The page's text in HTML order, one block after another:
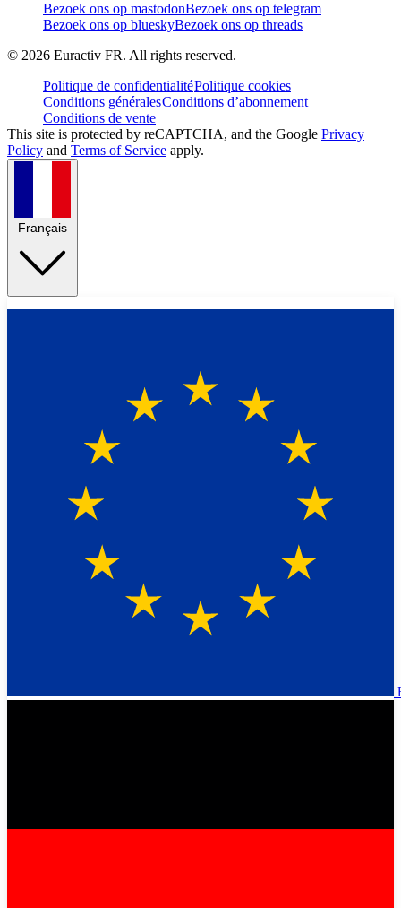
Bezoek ons op mastodonBezoek ons op telegram
Bezoek ons op blueskyBezoek ons op threads
© 2026 Euractiv FR. All rights reserved.
Politique de confidentialitéPolitique cookies
Conditions généralesConditions d’abonnement
Conditions de vente
This site is protected by reCAPTCHA, and the Google Privacy
Policy and Terms of Service apply.
Français